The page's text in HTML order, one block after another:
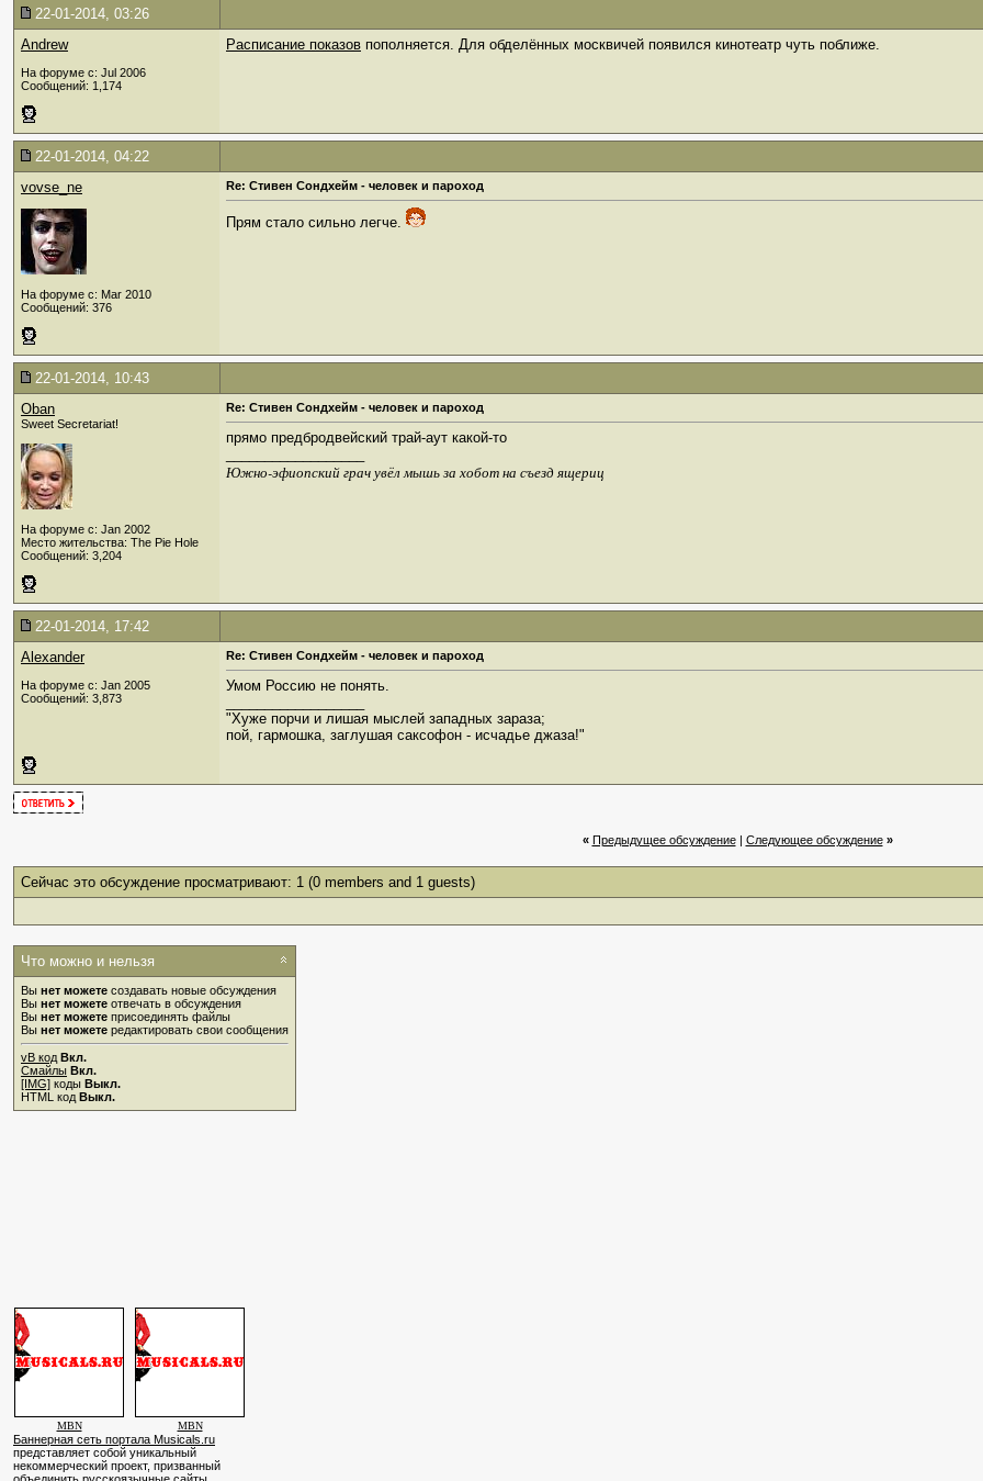
22-01-2014, 03:26
Andrew
На форуме с: Jul 2006
Сообщений: 1,174
Расписание показов пополняется. Для обделённых москвичей появился кинотеатр чуть поближе.
22-01-2014, 04:22
vovse_ne
На форуме с: Mar 2010
Сообщений: 376
Re: Стивен Сондхейм - человек и пароход
Прям стало сильно легче.
22-01-2014, 10:43
Oban
Sweet Secretariat!
На форуме с: Jan 2002
Место жительства: The Pie Hole
Сообщений: 3,204
Re: Стивен Сондхейм - человек и пароход
прямо предбродвейский трай-аут какой-то
Южно-эфиопский грач увёл мышь за хобот на съезд ящериц
22-01-2014, 17:42
Alexander
На форуме с: Jan 2005
Сообщений: 3,873
Re: Стивен Сондхейм - человек и пароход
Умом Россию не понять.
"Хуже порчи и лишая мыслей западных зараза;
пой, гармошка, заглушая саксофон - исчадье джаза!"
« Предыдущее обсуждение| Cледующее обсуждение »
Сейчас это обсуждение просматривают: 1 (0 members and 1 guests)
Что можно и нельзя
Вы нет можете создавать новые обсуждения
Вы нет можете отвечать в обсуждения
Вы нет можете присоединять файлы
Вы нет можете редактировать свои сообщения
vB код Вкл.
Смайлы Вкл.
[IMG] коды Выкл.
HTML код Выкл.
MBN MBN
Баннерная сеть портала Musicals.ru
представляет собой уникальный
некоммерческий проект, призванный